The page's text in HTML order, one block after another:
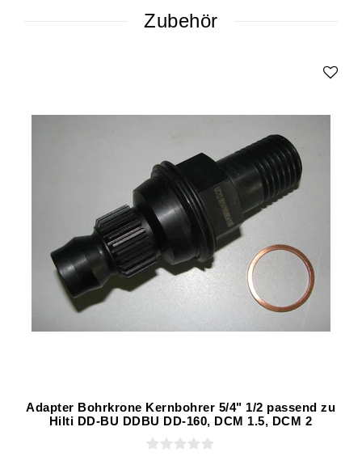
Zubehör
Adapter Bohrkrone Kernbohrer 5/4" 1/2 passend zu
Hilti DD-BU DDBU DD-160, DCM 1.5, DCM 2